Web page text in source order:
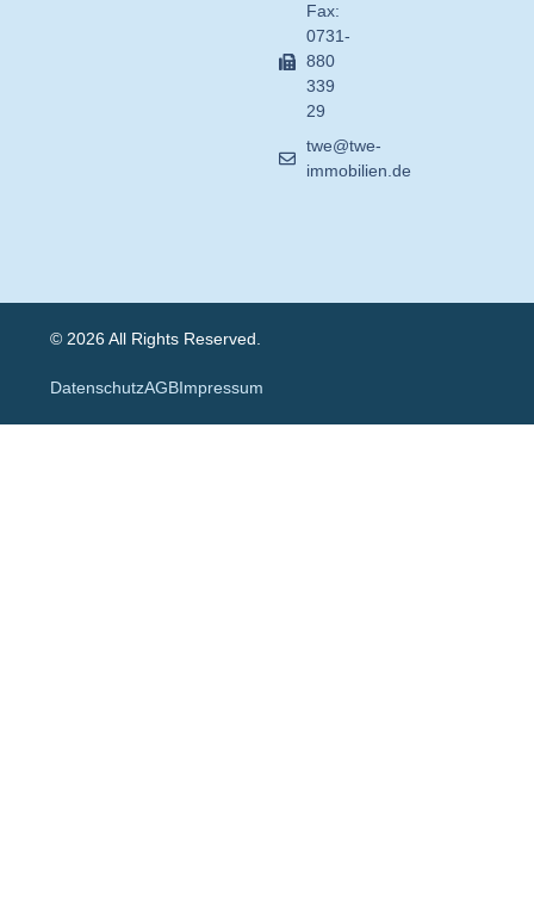
Fax:
0731-
880
339
29
twe@twe-
immobilien.de
© 2026 All Rights Reserved.
DatenschutzAGBImpressum